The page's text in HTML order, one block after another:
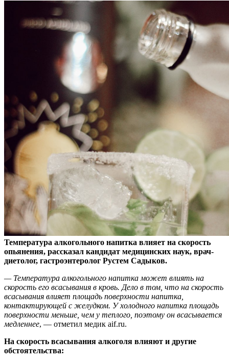
Температура алкогольного напитка влияет на скорость
опьянения, рассказал кандидат медицинских наук, врач-
диетолог, гастроэнтеролог Рустем Садыков.
— Температура алкогольного напитка может влиять на
скорость его всасывания в кровь. Дело в том, что на скорость
всасывания влияет площадь поверхности напитка,
контактирующей с желудком. У холодного напитка площадь
поверхности меньше, чем у теплого, поэтому он всасывается
медленнее, — отметил медик aif.ru.
На скорость всасывания алкоголя влияют и другие
обстоятельства: